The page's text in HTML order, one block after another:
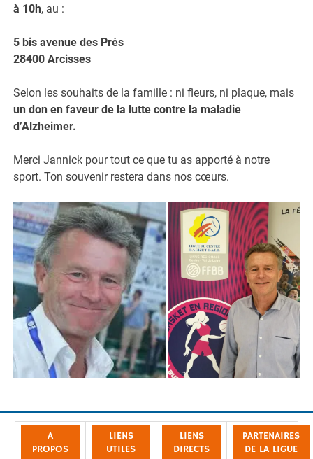
à 10h, au :
5 bis avenue des Prés
28400 Arcisses
Selon les souhaits de la famille : ni fleurs, ni plaque, mais
un don en faveur de la lutte contre la maladie
d’Alzheimer.
Merci Jannick pour tout ce que tu as apporté à notre
sport. Ton souvenir restera dans nos cœurs.
A
PROPOS
LIENS
UTILES
LIENS
DIRECTS
PARTENAIRES
DE LA LIGUE